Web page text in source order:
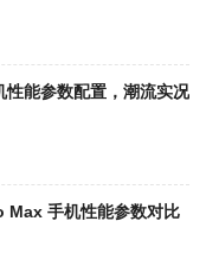
能参数配置，潮流实况
Max 手机性能参数对比